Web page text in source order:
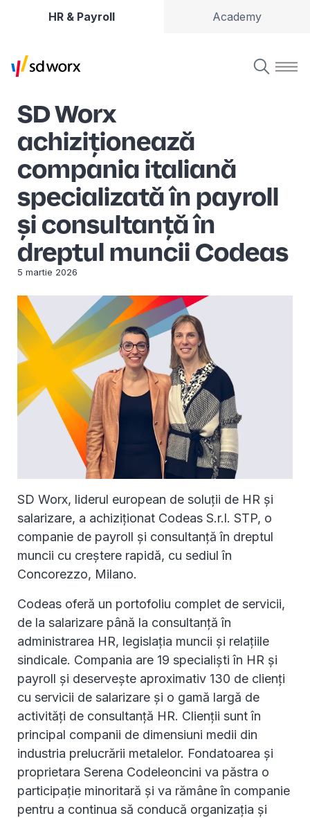
HR & Payroll Academy
SD Worx
achiziționează
compania italiană
specializată în payroll
și consultanță în
dreptul muncii Codeas
5 martie 2026
SD Worx, liderul european de soluții de HR și
salarizare, a achiziționat Codeas S.r.l. STP, o
companie de payroll și consultanță în dreptul
muncii cu creștere rapidă, cu sediul în
Concorezzo, Milano.
Codeas oferă un portofoliu complet de servicii,
de la salarizare până la consultanță în
administrarea HR, legislația muncii și relațiile
sindicale. Compania are 19 specialiști în HR și
payroll și deservește aproximativ 130 de clienți
cu servicii de salarizare și o gamă largă de
activități de consultanță HR. Clienții sunt în
principal companii de dimensiuni medii din
industria prelucrării metalelor. Fondatoarea și
proprietara Serena Codeleoncini va păstra o
participație minoritară și va rămâne în companie
pentru a continua să conducă organizația și